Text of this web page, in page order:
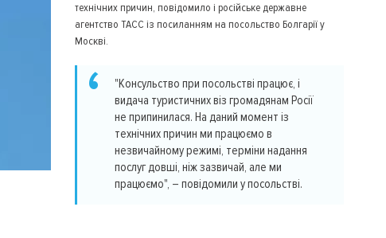
технічних причин, повідомило і російське державне
агентство ТАСС із посиланням на посольство Болгарії у
Москві.
"Консульство при посольстві працює, і
видача туристичних віз громадянам Росії
не припинилася. На даний момент із
технічних причин ми працюємо в
незвичайному режимі, терміни надання
послуг довші, ніж зазвичай, але ми
працюємо", – повідомили у посольстві.